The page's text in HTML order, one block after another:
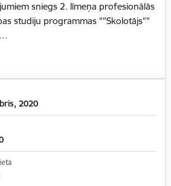
sniegs 2. līmeņa profesionālās
studiju programmas ""Skolotājs""
2020